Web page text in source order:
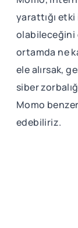
yarattığı
olabileceğini
ortamda ne
ele alırsak,
siber
Momo
edebiliriz.